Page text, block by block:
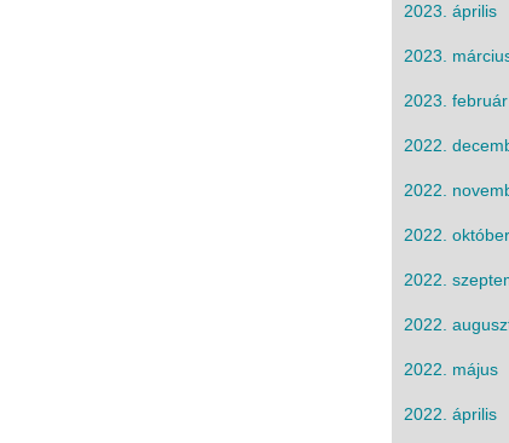
2023. április
2023.
2023. február
2022.
2022.
2022. október
2022.
2022.
2022. május
2022. április